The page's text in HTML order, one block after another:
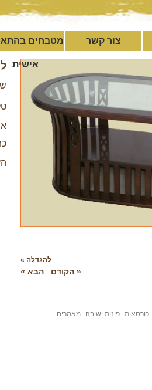
צור קשר מטבחים בהתאמה
אימייל:
כתובת:
הערות:
להגדלה »
« הקודם הבא »
פינות ישיבה מאמרים